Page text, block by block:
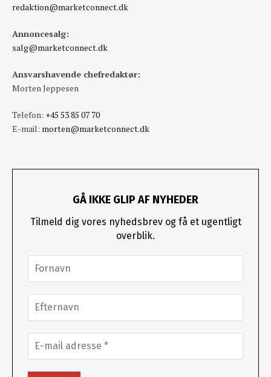
redaktion@marketconnect.dk
Annoncesalg:
salg@marketconnect.dk
Ansvarshavende chefredaktør:
Morten Jeppesen
Telefon: +45 53 85 07 70
E-mail: morten@marketconnect.dk
GÅ IKKE GLIP AF NYHEDER
Tilmeld dig vores nyhedsbrev og få et ugentligt
overblik.